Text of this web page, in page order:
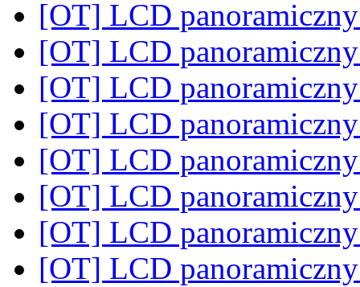
[OT] LCD
[OT] LCD
[OT] LCD
[OT] LCD
[OT] LCD
[OT] LCD
[OT] LCD
[OT] LCD